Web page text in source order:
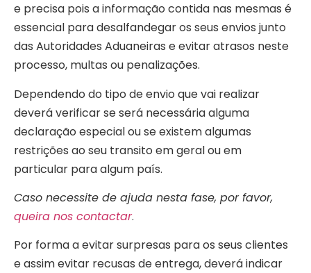
e precisa pois a informação contida nas mesmas é
essencial para desalfandegar os seus envios junto
das Autoridades Aduaneiras e evitar atrasos neste
processo, multas ou penalizações.
Dependendo do tipo de envio que vai realizar
deverá verificar se será necessária alguma
declaração especial ou se existem algumas
restrições ao seu transito em geral ou em
particular para algum país.
Caso necessite de ajuda nesta fase, por favor,
queira nos contactar.
Por forma a evitar surpresas para os seus clientes
e assim evitar recusas de entrega, deverá indicar